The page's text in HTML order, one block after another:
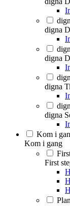
digna
digna
digna
digna
Kom i
Kom i gang
First